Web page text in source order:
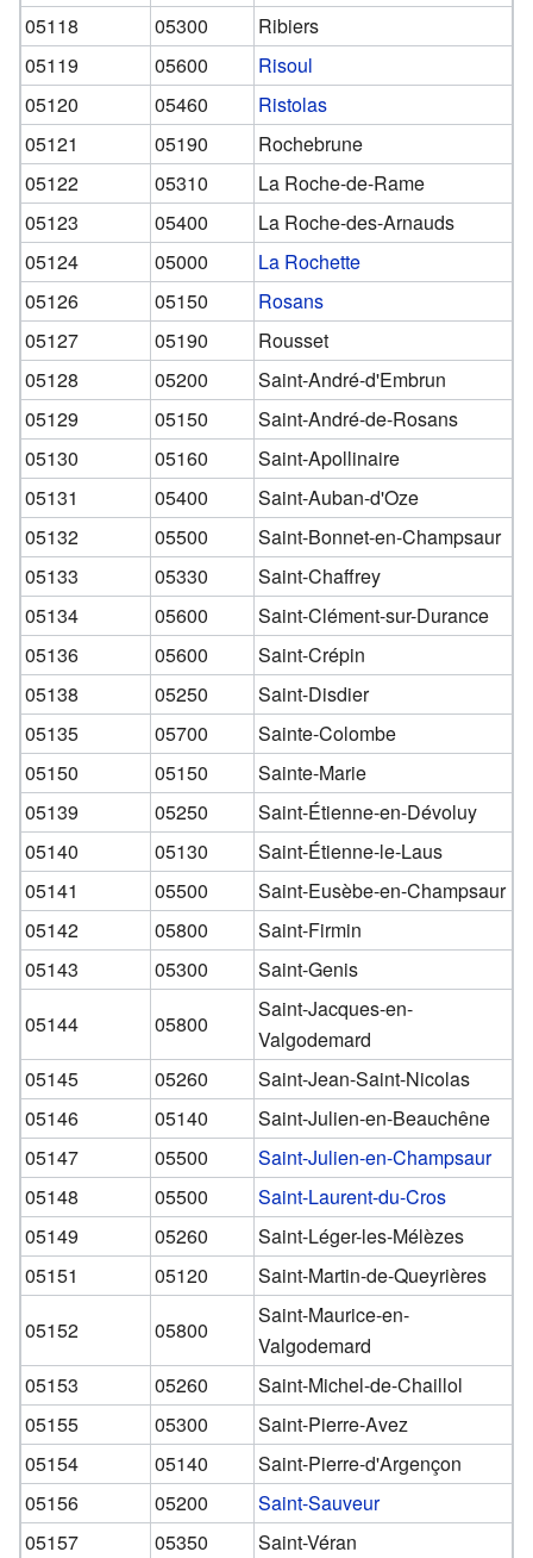
05118 05300
Ribiers
05119
05600
Risoul
05120
05460
Ristolas
05121
05190
Rochebrune
05122
05310
La Roche-de-Rame
05123
05400
La Roche-des-Arnauds
05124
05000
La Rochette
05126
05150
Rosans
05127
05190
Rousset
05128
05200
Saint-André-d'Embrun
05129
05150
Saint-André-de-Rosans
05130
05160
Saint-Apollinaire
05131
05400
Saint-Auban-d'Oze
05132
05500
Saint-Bonnet-en-Champsaur
05133
05330
Saint-Chaffrey
05134
05600
Saint-Clément-sur-Durance
05136
05600
Saint-Crépin
05138
05250
Saint-Disdier
05135
05700
Sainte-Colombe
05150
05150
Sainte-Marie
05139
05250
Saint-Étienne-en-Dévoluy
05140
05130
Saint-Étienne-le-Laus
05141
05500
Saint-Eusèbe-en-Champsaur
05142
05800
Saint-Firmin
05143
05300
Saint-Genis
05144
05800
Saint-Jacques-en-
Valgodemard
05145
05260
Saint-Jean-Saint-Nicolas
05146
05140
Saint-Julien-en-Beauchêne
05147
05500
Saint-Julien-en-Champsaur
05148
05500
Saint-Laurent-du-Cros
05149
05260
Saint-Léger-les-Mélèzes
05151
05120
Saint-Martin-de-Queyrières
05152
05800
Saint-Maurice-en-
Valgodemard
05153
05260
Saint-Michel-de-Chaillol
05155
05300
Saint-Pierre-Avez
05154
05140
Saint-Pierre-d'Argençon
05156
05200
Saint-Sauveur
05157
05350
Saint-Véran